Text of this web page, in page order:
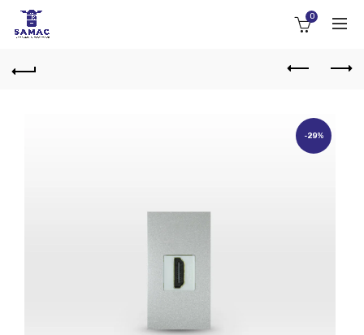
0
-29%